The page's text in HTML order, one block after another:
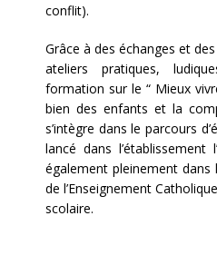
conflit).
Grâce à des échanges et
ateliers pratiques,
formation sur le “ Mieux
bien des enfants et la
s’intègre dans le parcours
lancé dans l’établissement
également pleinement dans
de l’Enseignement
scolaire.